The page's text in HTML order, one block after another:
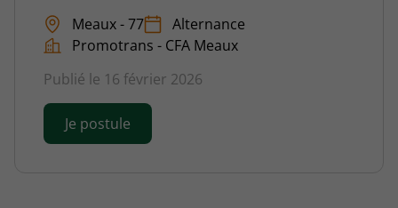
Meaux - 77
Alternance
Promotrans - CFA Meaux
Publié le 16 février 2026
Je postule